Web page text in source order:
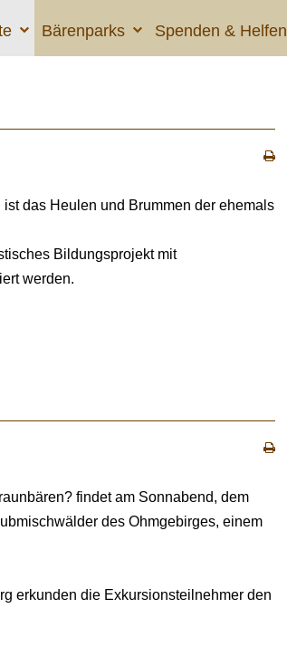
Bärenparks Spenden & Helfen
das Heulen und Brummen der ehemals
Bildungsprojekt mit
werden.
findet am Sonnabend, dem
des Ohmgebirges, einem
erkunden die Exkursionsteilnehmer den